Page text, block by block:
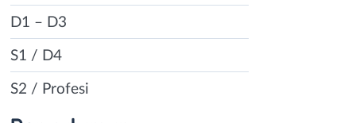
D1 – D3
S1 / D4
S2 / Profesi